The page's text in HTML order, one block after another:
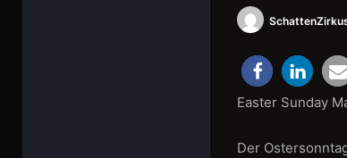
Easter Sunday
Der